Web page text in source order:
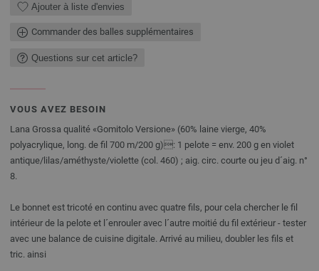
Ajouter à liste d'envies
Commander des balles supplémentaires
Questions sur cet article?
VOUS AVEZ BESOIN
Lana Grossa qualité «Gomitolo Versione» (60% laine vierge, 40%
polyacrylique, long. de fil 700 m/200 g): 1 pelote = env. 200 g en violet
antique/lilas/améthyste/violette (col. 460) ; aig. circ. courte ou jeu d´aig. n°
8.
Le bonnet est tricoté en continu avec quatre fils, pour cela chercher le fil
intérieur de la pelote et l´enrouler avec l´autre moitié du fil extérieur - tester
avec une balance de cuisine digitale. Arrivé au milieu, doubler les fils et
tric. ainsi